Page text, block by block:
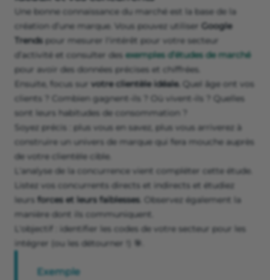
Une bonne connaissance du marché est la base de la
création d’une marque. Vous pouvez utiliser
Google
Trends pour mesurer l'intérêt pour votre secteur
d’activité et consulter des exemples d’études de marché
pour avoir des données précises et chiffrées.
Ensuite, focus sur votre clientèle idéale. Quel âge ont vos
clients ? Combien gagnent-ils ? Où vivent-ils ? Quelles
sont leurs habitudes de consommation ?
Soyez précis : plus vous en savez, plus vous arriverez à
construire un univers de marque qui fera mouche auprès
de votre clientèle cible.
L'analyse de la concurrence vient compléter cette étude.
Listez vos concurrents directs et indirects et étudiez
leurs forces et leurs faiblesses. Observez également la
manière dont ils communiquent.
L'objectif : identifier les codes de votre secteur pour les
intégrer (ou les détourner !) 🎯.
Exemple